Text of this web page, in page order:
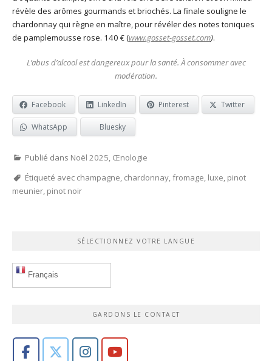
révèle des arômes gourmands et briochés. La finale souligne le
chardonnay qui règne en maître, pour révéler des notes toniques
de pamplemousse rose. 140 € (www.gosset-gosset.com).
L’abus d’alcool est dangereux pour la santé. À consommer avec
modération.
Facebook LinkedIn Pinterest Twitter
WhatsApp Bluesky
Publié dans Noël 2025, Œnologie
Étiqueté avec champagne, chardonnay,fromage, luxe, pinot
meunier, pinot noir
SÉLECTIONNEZ VOTRE LANGUE
Français
GARDONS LE CONTACT